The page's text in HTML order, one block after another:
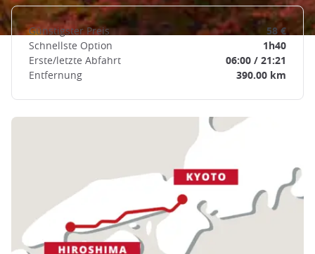
Günstigster Preis
58 €
Schnellste Option
1h40
Erste/letzte Abfahrt
06:00 / 21:21
Entfernung
390.00 km